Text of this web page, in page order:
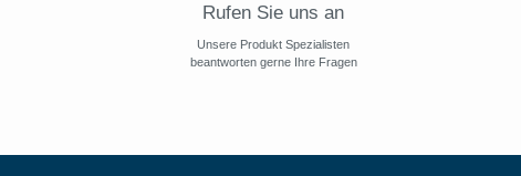
Rufen Sie uns an
Unsere Produkt Spezialisten
beantworten gerne Ihre Fragen